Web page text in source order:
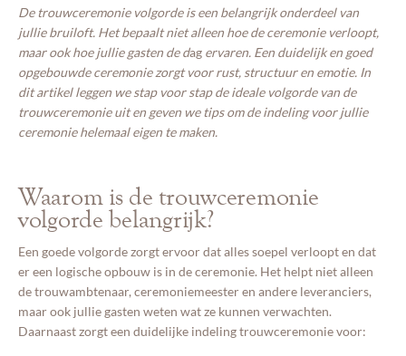
Over mij
Afspraak plannen
De trouwceremonie volgorde is een belangrijk onderdeel van
jullie bruiloft. Het bepaalt niet alleen hoe de ceremonie verloopt,
maar ook hoe jullie gasten de dag ervaren. Een duidelijk en goed
opgebouwde ceremonie zorgt voor rust, structuur en emotie. In
dit artikel leggen we stap voor stap de ideale volgorde van de
trouwceremonie uit en geven we tips om de indeling voor jullie
ceremonie helemaal eigen te maken.
Waarom is de trouwceremonie
volgorde belangrijk?
Een goede volgorde zorgt ervoor dat alles soepel verloopt en dat
er een logische opbouw is in de ceremonie. Het helpt niet alleen
de trouwambtenaar, ceremoniemeester en andere leveranciers,
maar ook jullie gasten weten wat ze kunnen verwachten.
Daarnaast zorgt een duidelijke indeling trouwceremonie voor: